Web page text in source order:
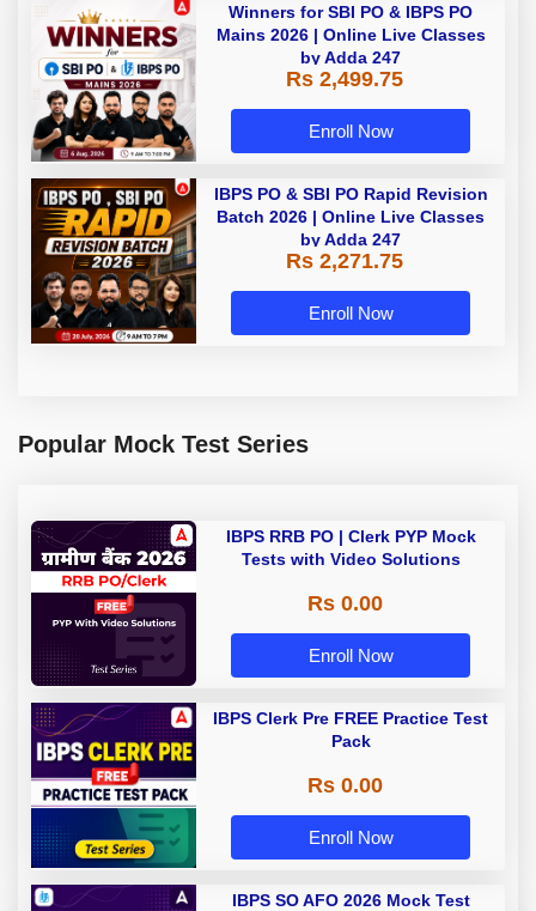
Winners for SBI PO & IBPS PO
Mains 2026 | Online Live Classes
by Adda 247
Rs 2,499.75
Enroll Now
IBPS PO & SBI PO Rapid Revision
Batch 2026 | Online Live Classes
by Adda 247
Rs 2,271.75
Enroll Now
Popular Mock Test Series
IBPS RRB PO | Clerk PYP Mock
Tests with Video Solutions
Rs 0.00
Enroll Now
IBPS Clerk Pre FREE Practice Test
Pack
Rs 0.00
Enroll Now
IBPS SO AFO 2026 Mock Test